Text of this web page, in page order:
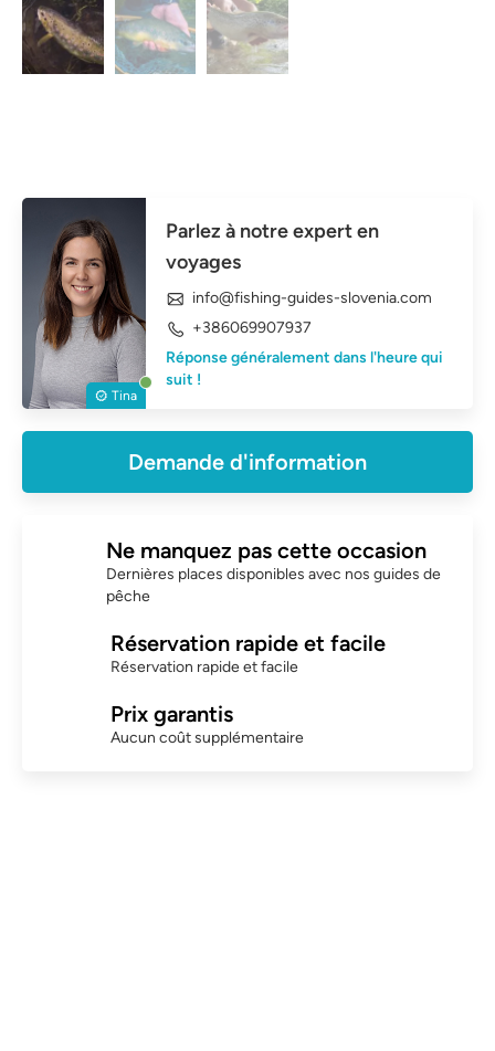
Tina
Parlez à notre expert en
voyages
info@fishing-guides-slovenia.com
+386069907937
Réponse généralement dans l'heure qui
suit !
Demande d'information
Ne manquez pas cette occasion
Dernières places disponibles avec nos guides de
pêche
Réservation rapide et facile
Réservation rapide et facile
Prix garantis
Aucun coût supplémentaire